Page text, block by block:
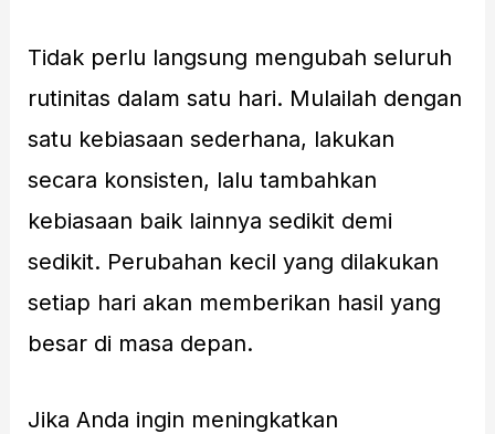
Tidak perlu langsung mengubah seluruh
rutinitas dalam satu hari. Mulailah dengan
satu kebiasaan sederhana, lakukan
secara konsisten, lalu tambahkan
kebiasaan baik lainnya sedikit demi
sedikit. Perubahan kecil yang dilakukan
setiap hari akan memberikan hasil yang
besar di masa depan.
Jika Anda ingin meningkatkan